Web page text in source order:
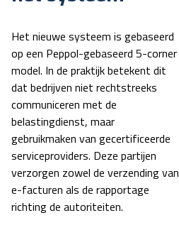
Het nieuwe systeem is gebaseerd
op een Peppol-gebaseerd 5-corner
model. In de praktijk betekent dit
dat bedrijven niet rechtstreeks
communiceren met de
belastingdienst, maar
gebruikmaken van gecertificeerde
serviceproviders. Deze partijen
verzorgen zowel de verzending van
e-facturen als de rapportage
richting de autoriteiten.